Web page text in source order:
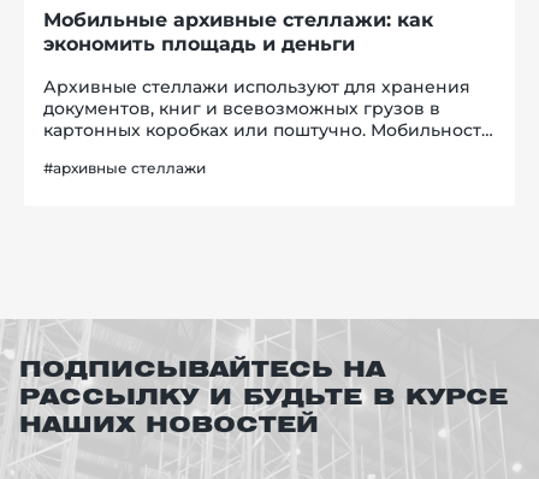
Мобильные архивные стеллажи: как
экономить площадь и деньги
Архивные стеллажи используют для хранения
документов, книг и всевозможных грузов в
картонных коробках или поштучно. Мобильность
преимущество, поскольку, по сравнению со
#архивные стеллажи
ПОДПИСЫВАЙТЕСЬ НА
РАССЫЛКУ И БУДЬТЕ В КУРСЕ
НАШИХ НОВОСТЕЙ